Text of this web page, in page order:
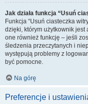
Jak działa funkcja “Usuń
Funkcja “Usuń ciasteczka
dzięki, którym użytkownik
one również funkcję – jeśli
śledzenia przeczytanych i
występują problemy z
być pomocne.
Na górę
Preferencje i